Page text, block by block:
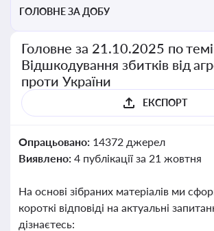
ГОЛОВНЕ ЗА ДОБУ
Головне за 21.10.2025 по
Відшкодування збитків від
проти України
ЕКСПОРТ
Опрацьовано: 14372 джерел
Виявлено: 4 публікації за 21 жовтня
На основі зібраних матеріалів ми
короткі відповіді на актуальні
дізнаєтесь: